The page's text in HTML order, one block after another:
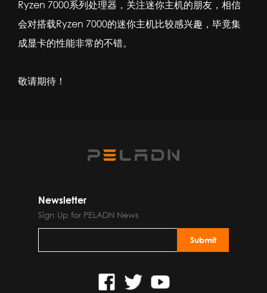
Ryzen 7000系列处理器，关注迷你主机的朋友，相信
会对搭载Ryzen 7000的迷你主机比较感兴趣，毕竟集
成显卡的性能非常的不错。
敬请期待！
Newsletter
Sign Up for PELADN News